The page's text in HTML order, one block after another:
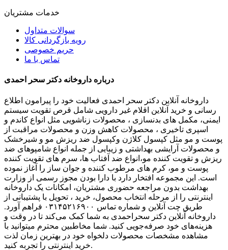
خدمات مشتریان
سوالات متداول
رویه بازگردانی کالا
حریم خصوصی
تماس با ما
درباره داروخانه دکتر سحر احمدی
داروخانه آنلاین دکتر سحر احمدی فعالیت خود را پیرامون اطلاع
رسانی و خرید آنلاین اقلام غیر دارویی شامل قرص تقویت سیستم
ایمنی، مکمل های بدنسازی ، محصولات زناشویی مثل انواع کاندم و
اسپری تاخیری ، محصولات کاهش وزن و محصولات مراقبت از
پوست و مو مثل کپسول کلاژن وکپسول ضد ریزش مو و شیرخشک
و محصولات آرایشی بهداشتی و زیبایی از جمله انواع شامپوهای ضد
ریزش و تقویت کننده مو،انواع ضد آفتاب ها، سرم های تقویت کننده
پوست و مو، کرم های مرطوب کننده و جوان ساز را آغاز نموده
است. این مجموعه افتخار دارد با دارا بودن مجوز رسمی از وزارت
بهداشت بدون مراجعه حضوری مشتریان، امکانات یک داروخانه
اینترنتی را از مرحله انتخاب محصول، خرید ، تحویل با پشتیبانی از
طریق چت آنلاین و شماره تماس ۰۳۱۴۵۲۱۶۹۰۰ فراهم آورد.
داروخانه آنلاین دکتر سحراحمدی به شما کمک می‌کند تا در وقت و
هزینه‌های خود صرفه‌جویی کنید. شما مخاطبین محترم میتوانید با
مشاهده مشخصات محصولات دلخواه خود در بهترین زمان لذت
خرید اینترنتی را تجربه کنید.